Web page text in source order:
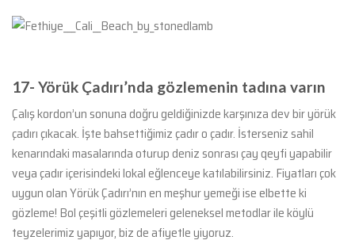
17- Yörük Çadırı’nda gözlemenin tadına varın
Çalış kordon’un sonuna doğru geldiğinizde karşınıza dev bir yörük
çadırı çıkacak. İşte bahsettiğimiz çadır o çadır. İsterseniz sahil
kenarındaki masalarında oturup deniz sonrası çay qeyfi yapabilir
veya çadır içerisindeki lokal eğlenceye katılabilirsiniz. Fiyatları çok
uygun olan Yörük Çadırı’nın en meşhur yemeği ise elbette ki
gözleme! Bol çeşitli gözlemeleri geleneksel metodlar ile köylü
teyzelerimiz yapıyor, biz de afiyetle yiyoruz.